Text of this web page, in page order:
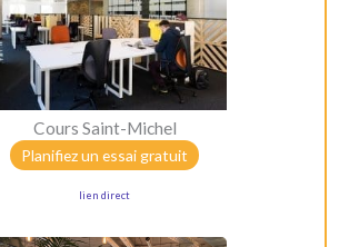
Cours Saint-Michel
Planifiez un essai gratuit
lien direct